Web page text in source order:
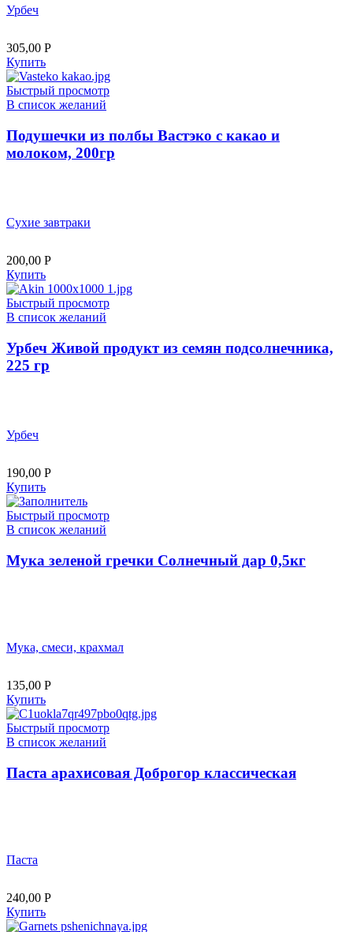
Урбеч
305,00 Р
Купить
Быстрый просмотр
В список желаний
Подушечки из полбы Вастэко с какао и
молоком, 200гр
Сухие завтраки
200,00 Р
Купить
Быстрый просмотр
В список желаний
Урбеч Живой продукт из семян подсолнечника,
225 гр
Урбеч
190,00 Р
Купить
Быстрый просмотр
В список желаний
Мука зеленой гречки Солнечный дар 0,5кг
Мука, смеси, крахмал
135,00 Р
Купить
Быстрый просмотр
В список желаний
Паста арахисовая Доброгор классическая
Паста
240,00 Р
Купить